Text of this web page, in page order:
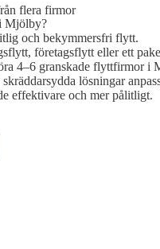
flera firmor
Mjölby?
och bekymmersfri flytt.
företagsflytt eller ett
4–6 granskade flyttfirmor i
lösningar
effektivare och mer pålitligt.